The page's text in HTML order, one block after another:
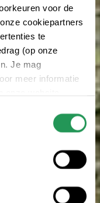
voor de
cookiepartners
te
(op onze
Je mag
meer informatie